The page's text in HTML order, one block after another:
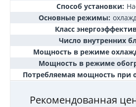
Способ установки:
Основные режимы:
Класс
Число внутренних
Мощность в режиме
Мощность в режиме
Потребляемая мощность при
Рекомендованная